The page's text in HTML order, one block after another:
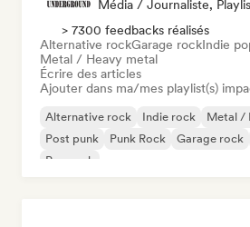
Média / Journaliste,
> 7300 feedbacks réalisés
Alternative rockGarage rockIndie
Metal / Heavy metal
Écrire des articles
Ajouter dans ma/mes playlist(s)
Alternative rock Indie rock
Metal /
Post punk
Punk Rock Garage rock
Pop rock